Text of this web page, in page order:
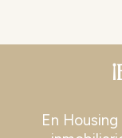
En